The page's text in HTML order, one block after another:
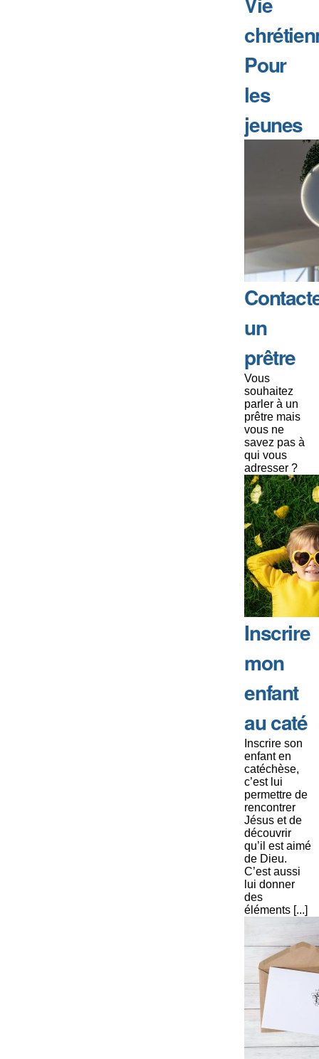
Pour
les
jeunes
un
prêtre
Vous
souhaitez
parler à un
prêtre mais
vous ne
savez pas à
qui vous
adresser ?
Inscrire
mon
enfant
au caté
Inscrire son
enfant en
catéchèse,
c’est lui
permettre de
rencontrer
Jésus et de
découvrir
qu’il est aimé
de Dieu.
C’est aussi
lui donner
des
éléments [...]